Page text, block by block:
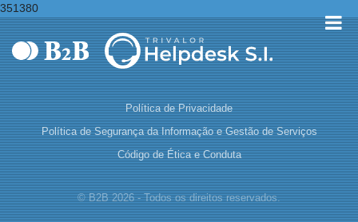
351380
Política de Privacidade
Política de Segurança da Informação e Gestão de Serviços
Código de Ética e Conduta
© B2B 2026 - Todos os direitos reservados.